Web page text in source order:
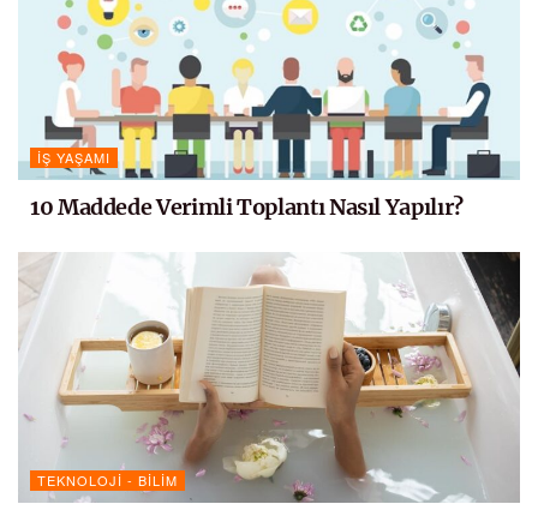
İŞ YAŞAMI
10 Maddede Verimli Toplantı Nasıl Yapılır?
TEKNOLOJI - BILIM